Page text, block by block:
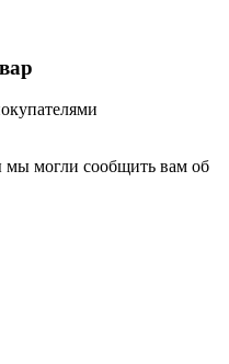
мы могли сообщить вам об